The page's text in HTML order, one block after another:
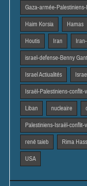
Gaza-armée-
Haim Korsia Hamas
Houtis Iran
israel-defense-Benny
Israel Actiualités
Israël-Palestiniens-conflit-
Liban nucleaire
Palestiniens-Israël-conflit-
rené taieb Rima
USA